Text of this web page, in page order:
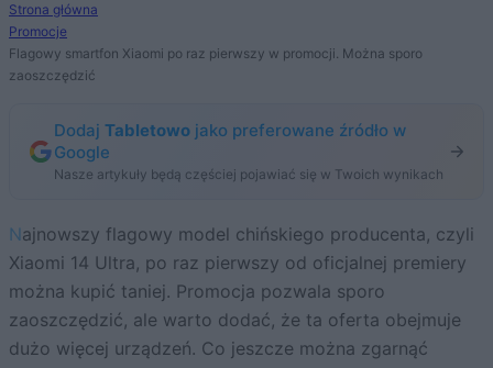
Strona główna
Promocje
Flagowy smartfon Xiaomi po raz pierwszy w promocji. Można sporo
zaoszczędzić
Dodaj Tabletowo jako preferowane źródło w
Google
Nasze artykuły będą częściej pojawiać się w Twoich wynikach
Najnowszy flagowy model chińskiego producenta, czyli
Xiaomi 14 Ultra, po raz pierwszy od oficjalnej premiery
można kupić taniej. Promocja pozwala sporo
zaoszczędzić, ale warto dodać, że ta oferta obejmuje
dużo więcej urządzeń. Co jeszcze można zgarnąć